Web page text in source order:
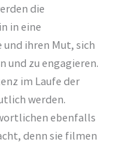
die
in eine
ihren Mut, sich
und zu engagieren.
im Laufe der
werden.
ebenfalls
denn sie filmen